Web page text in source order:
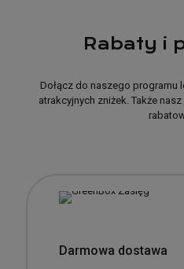
Rabaty i
Dołącz do naszego
atrakcyjnych zniżek. Także
Darmowa dostawa